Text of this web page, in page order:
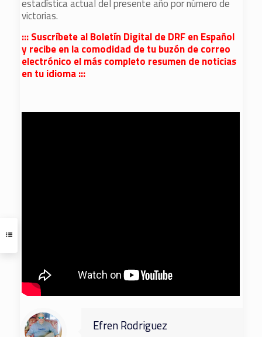
estadística actual del presente año por número de
victorias.
::: Suscríbete al Boletín Digital de DRF en Español
y recibe en la comodidad de tu buzón de correo
electrónico el más completo resumen de noticias
en tu idioma :::
Efren Rodriguez